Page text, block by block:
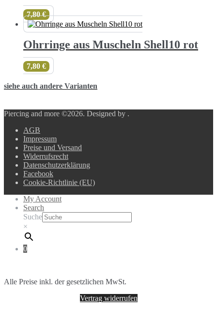
7,80€
Ohrringe aus Muscheln Shell10 rot
7,80 €
siehe auch andere Varianten
Piercing and more ©2026. Designed by .
AGB
Impressum
Preise und Versand
Widerrufsrecht
Datenschutzerklärung
Facebook
Cookie-Richtlinie (EU)
My Account
Search
Suche
×
0
Alle Preise inkl. der gesetzlichen MwSt.
Vertrag widerrufen